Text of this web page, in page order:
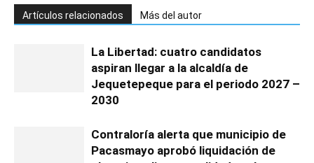
Artículos relacionados Más del autor
La Libertad: cuatro candidatos
aspiran llegar a la alcaldía de
Jequetepeque para el periodo 2027 –
2030
Contraloría alerta que municipio de
Pacasmayo aprobó liquidación de